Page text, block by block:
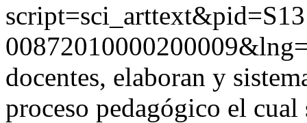
docentes, elaboran y
proceso pedagógico el